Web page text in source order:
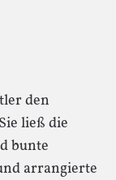
den
ließ die
bunte
arrangierte